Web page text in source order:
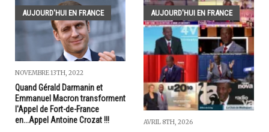
AUJOURD'HUI EN FRANCE
NOVEMBRE 13TH, 2022
Quand Gérald Darmanin et
Emmanuel Macron transforment
l'Appel de Fort-de-France
en...Appel Antoine Crozat !!!
AUJOURD'HUI EN FRANCE
AVRIL 8TH, 2026